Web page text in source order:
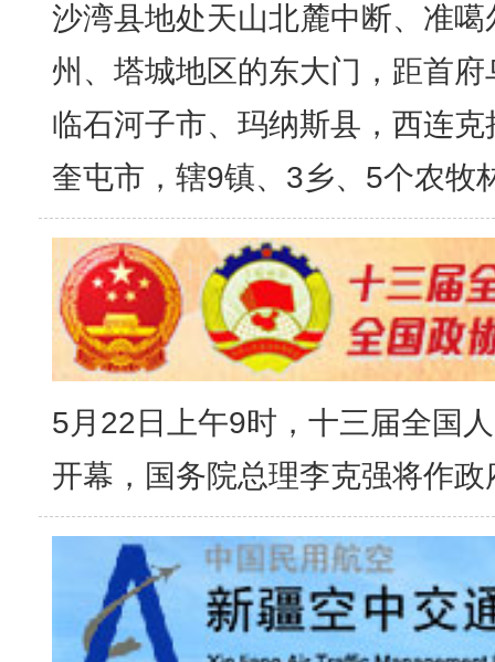
沙湾县地处天山北麓中断、准
州、塔城地区的东大门，距首
临石河子市、玛纳斯县，西连
奎屯市，辖9镇、3乡、5个农
5月22日上午9时，十三届全国
开幕，国务院总理李克强将作